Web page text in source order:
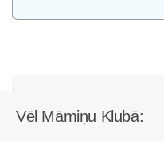
Vēl Māmiņu Klubā: